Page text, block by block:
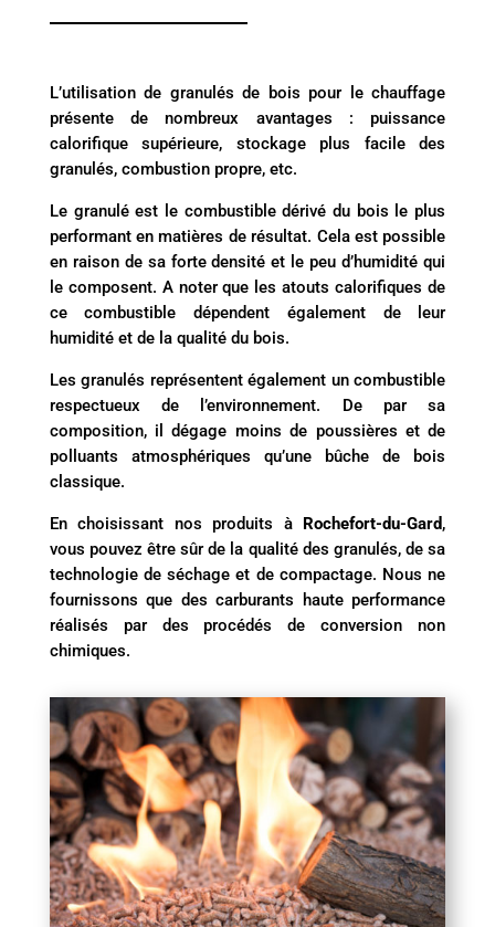
L’utilisation de granulés de bois pour le chauffage
présente de nombreux avantages : puissance
calorifique supérieure, stockage plus facile des
granulés, combustion propre, etc.
Le granulé est le combustible dérivé du bois le plus
performant en matières de résultat. Cela est possible
en raison de sa forte densité et le peu d’humidité qui
le composent. A noter que les atouts calorifiques de
ce combustible dépendent également de leur
humidité et de la qualité du bois.
Les granulés représentent également un combustible
respectueux de l’environnement. De par sa
composition, il dégage moins de poussières et de
polluants atmosphériques qu’une bûche de bois
classique.
En choisissant nos produits à Rochefort-du-Gard,
vous pouvez être sûr de la qualité des granulés, de sa
technologie de séchage et de compactage. Nous ne
fournissons que des carburants haute performance
réalisés par des procédés de conversion non
chimiques.